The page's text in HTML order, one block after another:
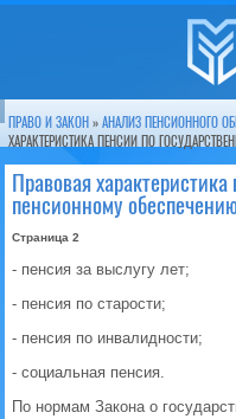
ПРАВО И ЗАКОН » АНАЛИЗ ПЕНСИОННОГО
ХАРАКТЕРИСТИКА ПЕНСИИ ПО
Правовая
пенсионному
Страница 2
- пенсия за выслугу лет;
- пенсия по старости;
- пенсия по инвалидности;
- социальная пенсия.
По нормам Закона о